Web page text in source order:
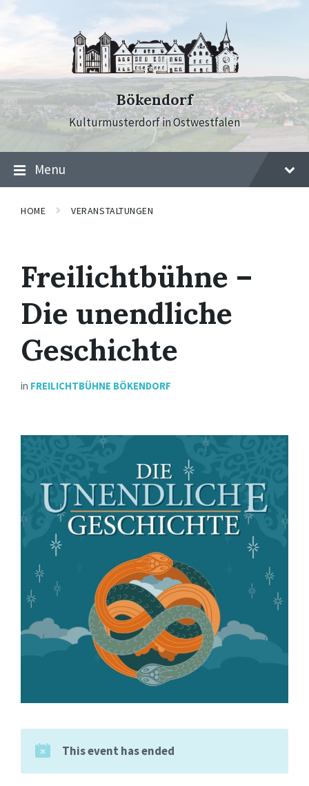
Bökendorf
Kulturmusterdorf in Ostwestfalen
Menu
HOME VERANSTALTUNGEN
Freilichtbühne –
Die unendliche
Geschichte
in FREILICHTBÜHNE BÖKENDORF
This event has ended